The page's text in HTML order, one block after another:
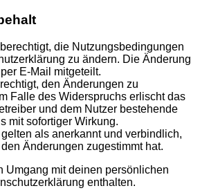
die Nutzungsbedingungen
zu ändern. Die Änderung
E-Mail mitgeteilt.
den Änderungen zu
Falle des Widerspruchs erlischt das
und dem Nutzer bestehende
mit sofortiger Wirkung.
als anerkannt und verbindlich,
Änderungen zugestimmt hat.
Umgang mit deinen persönlichen
enthalten.